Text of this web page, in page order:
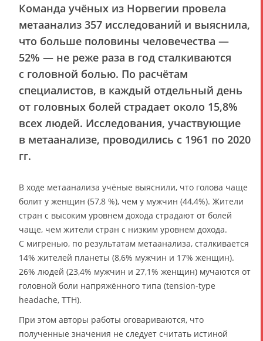
Команда учёных из Норвегии провела
метаанализ 357 исследований и выяснила,
что больше половины человечества —
52% — не реже раза в год сталкиваются
с головной болью. По расчётам
специалистов, в каждый отдельный день
от головных болей страдает около 15,8%
всех людей. Исследования, участвующие
в метаанализе, проводились с 1961 по 2020
гг.
В ходе метаанализа учёные выяснили, что голова чаще
болит у женщин (57,8 %), чем у мужчин (44,4%). Жители
стран с высоким уровнем дохода страдают от болей
чаще, чем жители стран с низким уровнем дохода.
С мигренью, по результатам метаанализа, сталкивается
14% жителей планеты (8,6% мужчин и 17% женщин).
26% людей (23,4% мужчин и 27,1% женщин) мучаются от
головной боли напряжённого типа (tension-type
headache, TTH).
При этом авторы работы оговариваются, что
полученные значения не следует считать истиной